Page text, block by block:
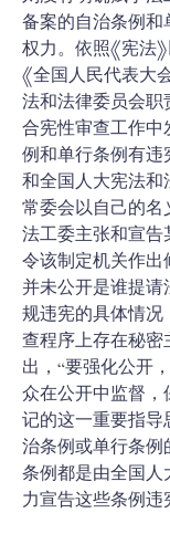
备案的自治条例
权力。依照《宪法
《全国人民代表大
法和法律委员会职
合宪性审查工作
例和单行条例有
和全国人大宪法
常委会以自己的名
法工委主张和宣
令该制定机关作
并未公开是谁提
规违宪的具体情
查程序上存在秘
出，“要强化公开
众在公开中监督
记的这一重要指
治条例或单行条
条例都是由全国
力宣告这些条例违